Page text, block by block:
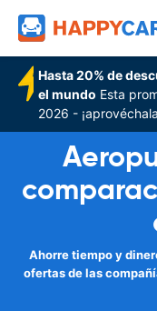
Hasta 20% de
el mundo Esta
2026 -
Ahorre tiempo y
ofertas de las